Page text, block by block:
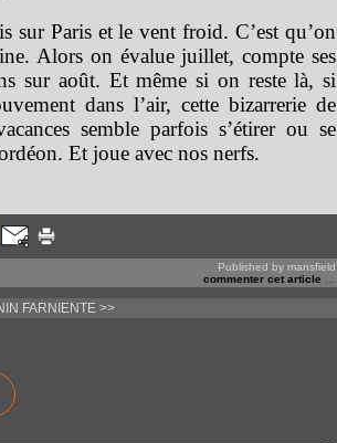
sur Paris et le vent froid. C’est qu’on
Alors on évalue juillet, compte ses
sur août. Et même si on reste là, si
dans l’air, cette bizarrerie de
semble parfois s’étirer ou se
Et joue avec nos nerfs.
Published by mansfield
commenter cet article
FARNIENTE >>